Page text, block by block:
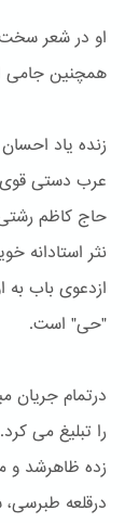
او در شعر سخت
همچنین
زنده یاد
عرب دستی قوی
حاج كاظم
نثر
ازدعوی باب به
"حی" است.
درتمام جریان
را تبلیغ می
زده ظاهرشد و
درقلعه طبرسی،